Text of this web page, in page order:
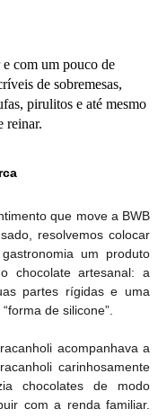
com um pouco de
de sobremesas,
pirulitos e até mesmo
reinar.
que move a BWB
resolvemos colocar
um produto
chocolate artesanal: a
partes rígidas e uma
de silicone”.
acompanhava a
carinhosamente
chocolates de modo
com a renda familiar.